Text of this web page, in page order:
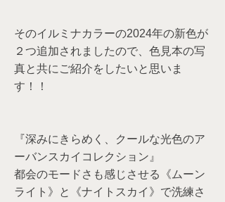
そのイルミナカラーの2024年の新色が
２つ追加されましたので、色見本の写
真と共にご紹介をしたいと思いま
す！！
『深みにきらめく、クールな光色のア
ーバンスカイコレクション』
都会のモードさも感じさせる《ムーン
ライト》と《ナイトスカイ》で洗練さ